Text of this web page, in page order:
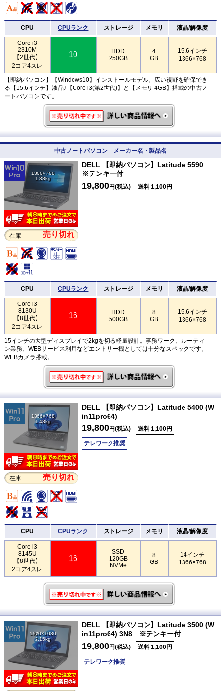
CPU CPUランク ストレージ メモリ 液晶/解像度
Core i3
2310M
【2世代】
2コア4スレ
10
HDD
250GB
4
GB
15.6インチ
1366×768
【即納パソコン】【Windows10】インストールモデル。広い視野を確保でき
る【15.6インチ】液晶♪【Core i3(第2世代)】と【メモリ 4GB】搭載の中古ノ
ートパソコンです。
中古ノートパソコン メーカー名・製品名
1366×768
1.88kg
在庫 売り切れ
DELL 【即納パソコン】Latitude 5590
※テンキー付
19,800円(税込) 送料 1,100円
CPU CPUランク ストレージ メモリ 液晶/解像度
Core i3
8130U
【8世代】
2コア4スレ
16
HDD
500GB
8
GB
15.6インチ
1366×768
15インチの大型ディスプレイで2kgを切る軽量設計。事務ワーク、ルーティ
ン業務、WEBサービス利用などエントリー機としては十分なスペックです。
WEBカメラ搭載。
1366×768
1.48kg
在庫 売り切れ
DELL 【即納パソコン】Latitude 5400 (W
in11pro64)
19,800円(税込) 送料 1,100円
テレワーク推奨
CPU CPUランク ストレージ メモリ 液晶/解像度
Core i3
8145U
【8世代】
2コア4スレ
16
SSD
120GB
NVMe
8
GB
14インチ
1366×768
1920×1080
2.15kg
DELL 【即納パソコン】Latitude 3500 (W
in11pro64) 3N8 ※テンキー付
19,800円(税込) 送料 1,100円
テレワーク推奨